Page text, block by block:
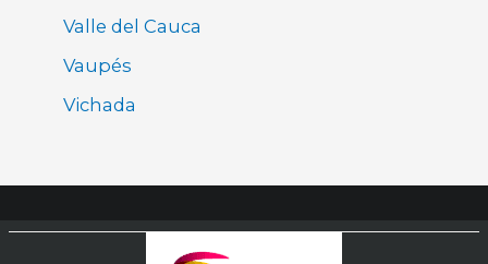
Valle del Cauca
Vaupés
Vichada